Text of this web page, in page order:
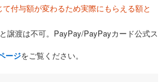
2,490万円
かけられる金額を入力してくださ
の2割までが目安です。
万円
付与額が変わるため実際にもらえる額と
譲渡は不可。PayPay/PayPayカード公式ス
ージをご覧ください。